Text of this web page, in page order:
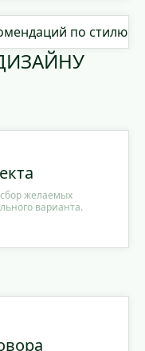
по стилю
желаемых
варианта.